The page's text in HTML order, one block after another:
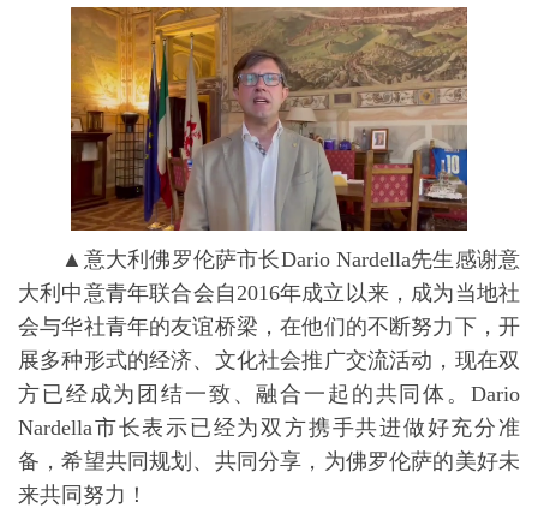
▲意大利佛罗伦萨市长Dario Nardella先生感谢意
大利中意青年联合会自2016年成立以来，成为当地社
会与华社青年的友谊桥梁，在他们的不断努力下，开
展多种形式的经济、文化社会推广交流活动，现在双
方已经成为团结一致、融合一起的共同体。Dario
Nardella市长表示已经为双方携手共进做好充分准
备，希望共同规划、共同分享，为佛罗伦萨的美好未
来共同努力！